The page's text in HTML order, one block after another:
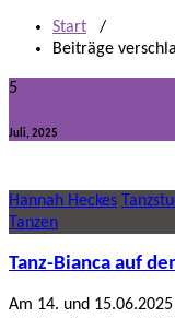
Start /
Beiträge
5
Juli, 2025
Hannah Heckes
Tanzen
Tanz-Bianca auf
Am 14. und